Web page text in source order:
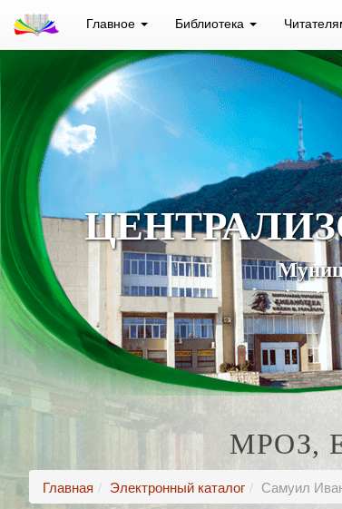
Главное Библиотека
МРОЗ,
Главная Электронный каталог Самуил